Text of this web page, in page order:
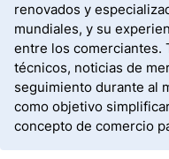
renovados y
mundiales, y su
entre los comerciantes.
técnicos, noticias de
seguimiento durante al
como objetivo
concepto de comercio